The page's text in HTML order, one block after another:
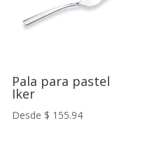
Pala para pastel
Iker
Desde $ 155.94